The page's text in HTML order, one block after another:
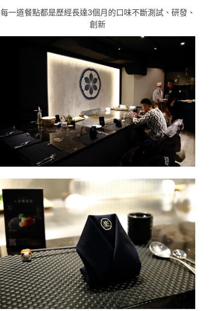
每一道餐點都是歷經長達3個月的口味不斷測試、研發、
創新